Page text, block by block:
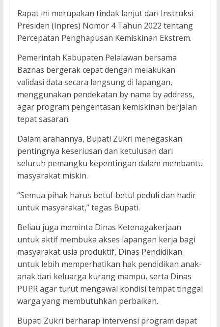
Rapat ini merupakan tindak lanjut dari Instruksi
Presiden (Inpres) Nomor 4 Tahun 2022 tentang
Percepatan Penghapusan Kemiskinan Ekstrem.
Pemerintah Kabupaten Pelalawan bersama
Baznas bergerak cepat dengan melakukan
validasi data secara langsung di lapangan,
menggunakan pendekatan by name by address,
agar program pengentasan kemiskinan berjalan
tepat sasaran.
Dalam arahannya, Bupati Zukri menegaskan
pentingnya keseriusan dan ketulusan dari
seluruh pemangku kepentingan dalam membantu
masyarakat miskin.
“Semua pihak harus betul-betul peduli dan hadir
untuk masyarakat,” tegas Bupati.
Beliau juga meminta Dinas Ketenagakerjaan
untuk aktif membuka akses lapangan kerja bagi
masyarakat usia produktif, Dinas Pendidikan
untuk lebih memperhatikan hak pendidikan anak-
anak dari keluarga kurang mampu, serta Dinas
PUPR agar turut mengawal kondisi tempat tinggal
warga yang membutuhkan perbaikan.
Bupati Zukri berharap intervensi program dapat